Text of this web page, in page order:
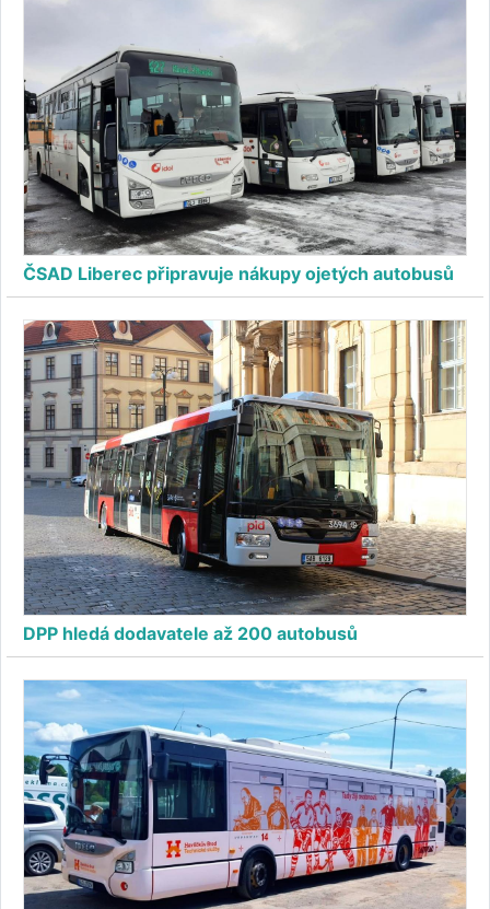
ČSAD Liberec připravuje nákupy ojetých autobusů
DPP hledá dodavatele až 200 autobusů